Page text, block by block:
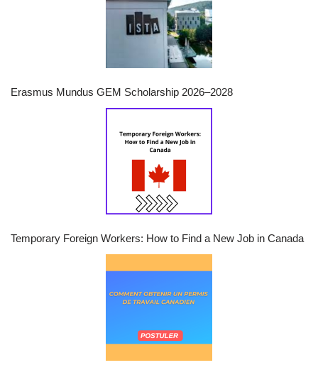
Erasmus Mundus GEM Scholarship 2026–2028
Temporary Foreign Workers: How to Find a New Job in Canada